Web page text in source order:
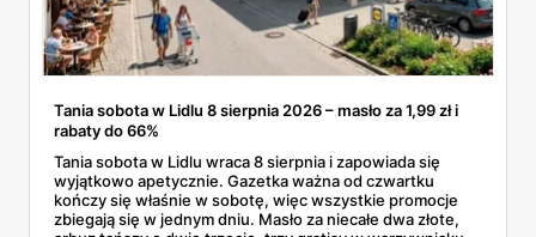
Tania sobota w Lidlu 8 sierpnia 2026 – masło za 1,99 zł i
rabaty do 66%
Tania sobota w Lidlu wraca 8 sierpnia i zapowiada się
wyjątkowo apetycznie. Gazetka ważna od czwartku
kończy się właśnie w sobotę, więc wszystkie promocje
zbiegają się w jednym dniu. Masło za niecałe dwa złote,